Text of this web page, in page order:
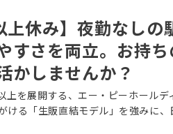
上休み】夜勤なしの
すさを両立。お持
かしませんか？
を展開する、エー・ピーホールデ
ける「生販直結モデル」を強みに